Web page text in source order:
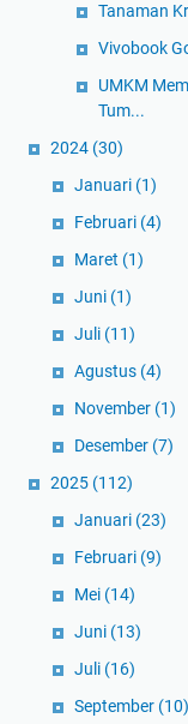
Tanaman
Vivobook
UMKM
Tum...
2024 (30)
Januari (1)
Februari (4)
Maret (1)
Juni (1)
Juli (11)
Agustus (4)
November (1)
Desember (7)
2025 (112)
Januari (23)
Februari (9)
Mei (14)
Juni (13)
Juli (16)
September (10)